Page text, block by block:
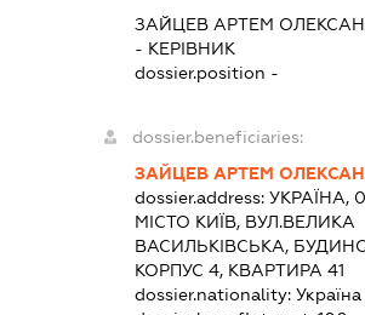
ЗАЙЦЕВ АРТЕМ
- КЕРІВНИК
dossier.position -
dossier.beneficiaries:
ЗАЙЦЕВ АРТЕМ
dossier.address:УКРАЇНА,
МІСТО КИЇВ, ВУЛ.ВЕЛИКА
ВАСИЛЬКІВСЬКА,
КОРПУС 4, КВАРТИРА 41
dossier.nationality:Україна